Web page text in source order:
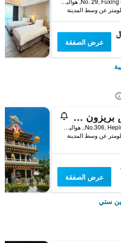
عرض الصفقة
بيس بريزون كافيه إن
No.306, Heping Rd., هوالين ستي, تايوان
عرض الصفقة
ستي